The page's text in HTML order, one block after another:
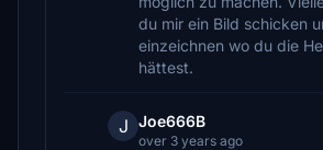
du mir ein Bild schicken
einzeichnen wo du die
hättest.
J Joe666B
over 3 years ago